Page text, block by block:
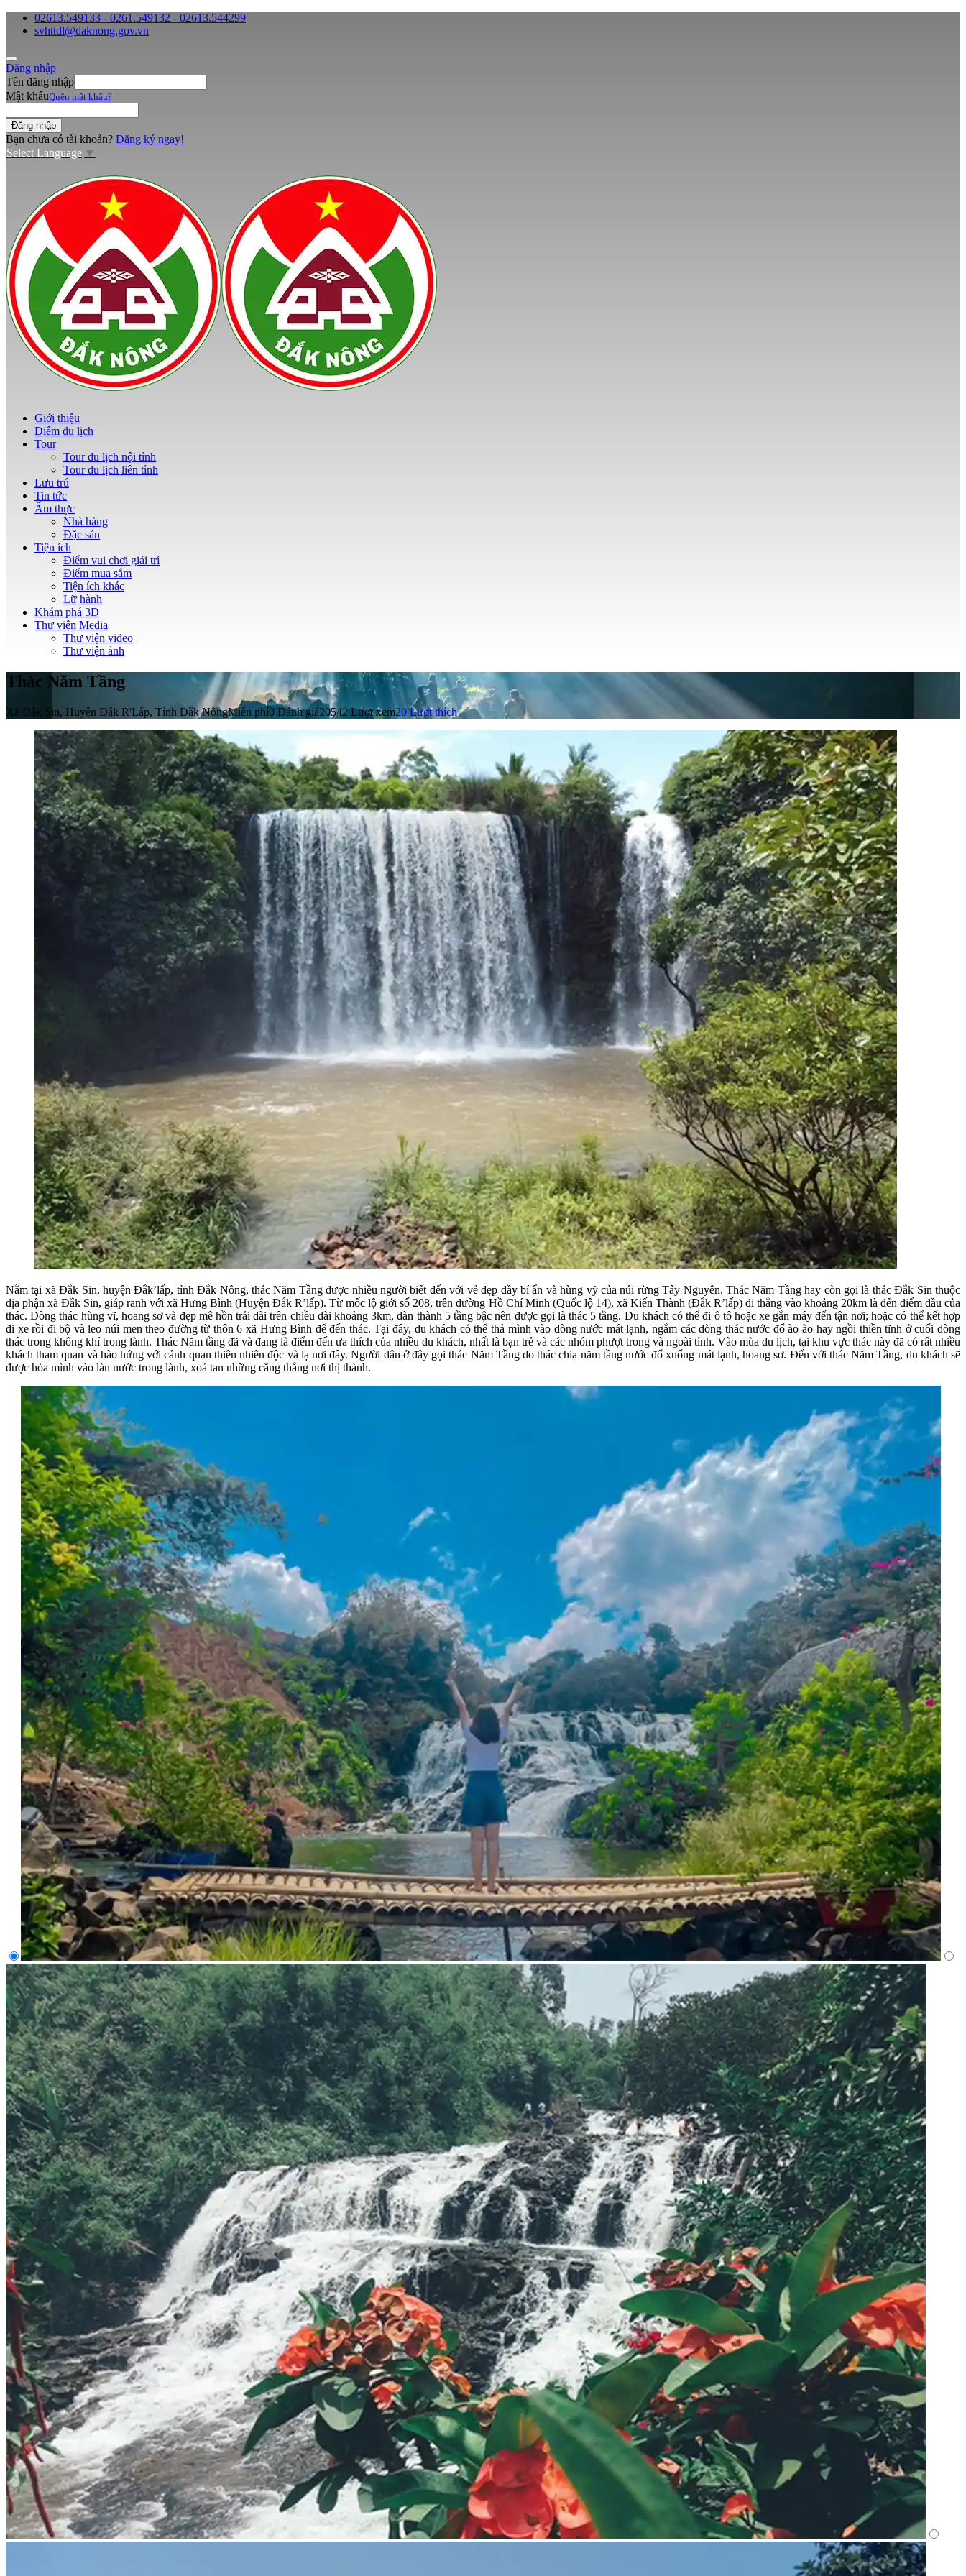
02613.549133 - 0261.549132 - 02613.544299
svhttdl@daknong.gov.vn
Đăng nhập
Tên đăng nhập
Mật khẩuQuên mật khẩu?
Bạn chưa có tài khoản? Đăng ký ngay!
Select Language ▼
Giới thiệu
Điểm du lịch
Tour
Tour du lịch nội tỉnh
Tour du lịch liên tỉnh
Lưu trú
Tin tức
Ẩm thực
Nhà hàng
Đặc sản
Tiện ích
Điểm vui chơi giải trí
Điểm mua sắm
Tiện ích khác
Lữ hành
Khám phá 3D
Thư viện Media
Thư viện video
Thư viện ảnh
Thác Năm Tầng
Xã Đắk Sin, Huyện Đắk R'Lấp, Tỉnh Đắk NôngMiễn phí0 Đánh giá20542 Lượt xem20Lượt thích
Nằm tại xã Đắk Sin, huyện Đắk’lấp, tỉnh Đắk Nông, thác Năm Tầng được nhiều người biết đến với vẻ đẹp đầy bí ẩn và hùng vỹ của núi rừng Tây Nguyên. Thác Năm Tầng hay còn gọi là thác Đắk Sin thuộc
địa phận xã Đắk Sin, giáp ranh với xã Hưng Bình (Huyện Đắk R’lấp). Từ mốc lộ giới số 208, trên đường Hồ Chí Minh (Quốc lộ 14), xã Kiến Thành (Đắk R’lấp) đi thẳng vào khoảng 20km là đến điểm đầu của
thác. Dòng thác hùng vĩ, hoang sơ và đẹp mê hồn trải dài trên chiều dài khoảng 3km, dàn thành 5 tầng bậc nên được gọi là thác 5 tầng. Du khách có thể đi ô tô hoặc xe gắn máy đến tận nơi; hoặc có thể kết hợp
đi xe rồi đi bộ và leo núi men theo đường từ thôn 6 xã Hưng Bình để đến thác. Tại đây, du khách có thể thả mình vào dòng nước mát lạnh, ngắm các dòng thác nước đổ ào ào hay ngồi thiền tĩnh ở cuối dòng
thác trong không khí trong lành. Thác Năm tầng đã và đang là điểm đến ưa thích của nhiều du khách, nhất là bạn trẻ và các nhóm phượt trong và ngoài tỉnh. Vào mùa du lịch, tại khu vực thác này đã có rất nhiều
khách tham quan và hào hứng với cảnh quan thiên nhiên độc và lạ nơi đây. Người dân ở đây gọi thác Năm Tầng do thác chia năm tầng nước đổ xuống mát lạnh, hoang sơ. Đến với thác Năm Tầng, du khách sẽ
được hòa mình vào làn nước trong lành, xoá tan những căng thẳng nơi thị thành.